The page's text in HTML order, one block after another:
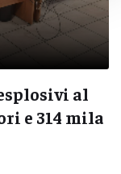
al
e 314 mila